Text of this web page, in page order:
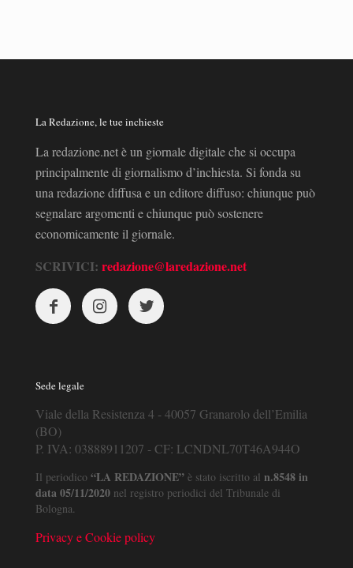
La Redazione, le tue inchieste
La redazione.net è un giornale digitale che si occupa
principalmente di giornalismo d’inchiesta. Si fonda su
una redazione diffusa e un editore diffuso: chiunque può
segnalare argomenti e chiunque può sostenere
economicamente il giornale.
SCRIVICI: redazione@laredazione.net
Sede legale
Viale della Resistenza 4 - 40057 Granarolo dell’Emilia
(BO)
P. IVA: 03888911207 - CF: LCNDNL70T46A944O
Il periodico “LA REDAZIONE” è stato iscritto al n.8548 in
data 05/11/2020 nel registro periodici del Tribunale di
Bologna.
Privacy e Cookie policy